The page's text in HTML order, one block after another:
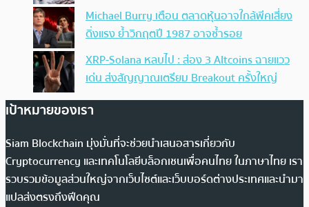
Michael Burry เตือน ตลาดหุ้นอาจใกล้พีคเสี่ยง
ดิ่งแรง ย้ำวิกฤตปี 1987 อาจซ้ำรอย
XRP-Solana หลบไป : ส่อง 3 Altcoins ฉายแวว
เด่น ส่งสัญญาณเตรียม Breakout ครั้งใหญ่
เป้าหมายของเรา
Siam Blockchain มุ่งมั่นที่จะช่วยนำเสนอสารเกี่ยวกับ
Cryptocurrency และเทคโนโลยีบล็อกเชนเพื่อคนไทย ในภาษาไทย เรา
รวบรวมข้อมูลส่วนใหญ่จากเว็บไซต์และเว็บบอร์ดต่างประเทศและนำมา
แปลส่งตรงถึงฟีดคุณ